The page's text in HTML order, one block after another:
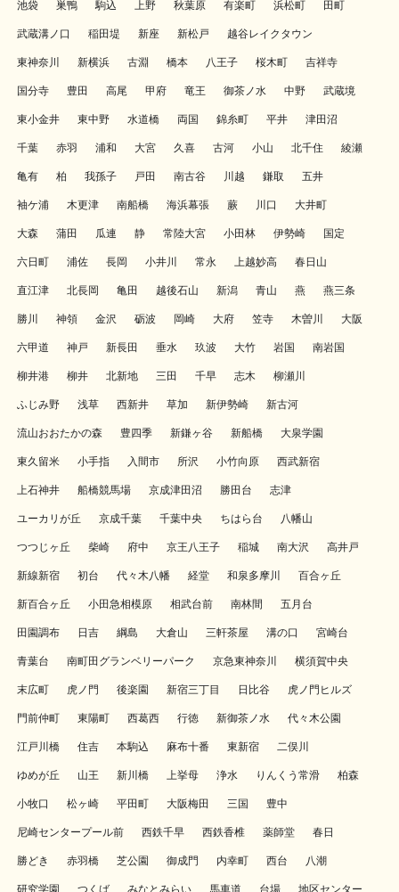
池袋 巣鴨 駒込 上野 秋葉原 有楽町 浜松町 田町
武蔵溝ノ口 稲田堤 新座 新松戸 越谷レイクタウン
東神奈川 新横浜 古淵 橋本 八王子 桜木町 吉祥寺
国分寺 豊田 高尾 甲府 竜王 御茶ノ水 中野 武蔵境
東小金井 東中野 水道橋 両国 錦糸町 平井 津田沼
千葉 赤羽 浦和 大宮 久喜 古河 小山 北千住 綾瀬
亀有 柏 我孫子 戸田 南古谷 川越 鎌取 五井
袖ケ浦 木更津 南船橋 海浜幕張 蕨 川口 大井町
大森 蒲田 瓜連 静 常陸大宮 小田林 伊勢崎 国定
六日町 浦佐 長岡 小井川 常永 上越妙高 春日山
直江津 北長岡 亀田 越後石山 新潟 青山 燕 燕三条
勝川 神領 金沢 砺波 岡崎 大府 笠寺 木曽川 大阪
六甲道 神戸 新長田 垂水 玖波 大竹 岩国 南岩国
柳井港 柳井 北新地 三田 千早 志木 柳瀬川
ふじみ野 浅草 西新井 草加 新伊勢崎 新古河
流山おおたかの森 豊四季 新鎌ヶ谷 新船橋 大泉学園
東久留米 小手指 入間市 所沢 小竹向原 西武新宿
上石神井 船橋競馬場 京成津田沼 勝田台 志津
ユーカリが丘 京成千葉 千葉中央 ちはら台 八幡山
つつじヶ丘 柴崎 府中 京王八王子 稲城 南大沢 高井戸
新線新宿 初台 代々木八幡 経堂 和泉多摩川 百合ヶ丘
新百合ヶ丘 小田急相模原 相武台前 南林間 五月台
田園調布 日吉 綱島 大倉山 三軒茶屋 溝の口 宮崎台
青葉台 南町田グランベリーパーク 京急東神奈川 横須賀中央
末広町 虎ノ門 後楽園 新宿三丁目 日比谷 虎ノ門ヒルズ
門前仲町 東陽町 西葛西 行徳 新御茶ノ水 代々木公園
江戸川橋 住吉 本駒込 麻布十番 東新宿 二俣川
ゆめが丘 山王 新川橋 上挙母 浄水 りんくう常滑 柏森
小牧口 松ヶ崎 平田町 大阪梅田 三国 豊中
尼崎センタープール前 西鉄千早 西鉄香椎 薬師堂 春日
勝どき 赤羽橋 芝公園 御成門 内幸町 西台 八潮